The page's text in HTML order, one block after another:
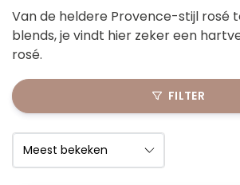
Van de heldere Provence-stijl rosé
blends, je vindt hier zeker een
rosé.
FILTER